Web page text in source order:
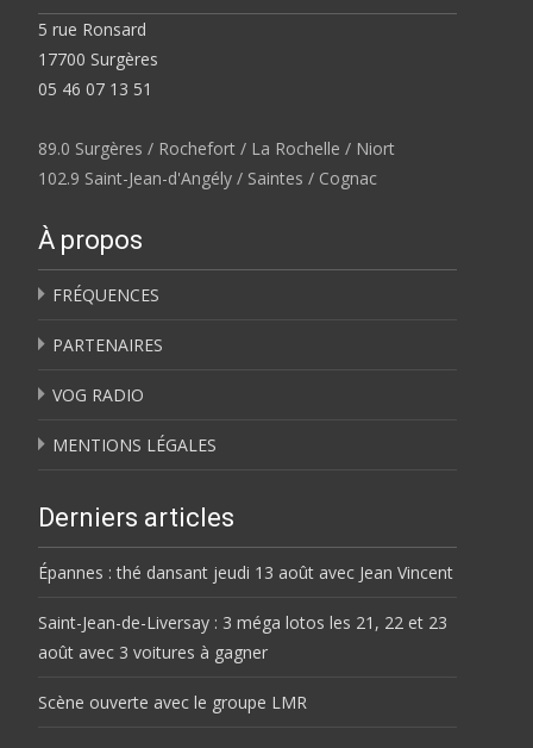
5 rue Ronsard
17700 Surgères
05 46 07 13 51
89.0 Surgères / Rochefort / La Rochelle / Niort
102.9 Saint-Jean-d'Angély / Saintes / Cognac
À propos
FRÉQUENCES
PARTENAIRES
VOG RADIO
MENTIONS LÉGALES
Derniers articles
Épannes : thé dansant jeudi 13 août avec Jean Vincent
Saint-Jean-de-Liversay : 3 méga lotos les 21, 22 et 23
août avec 3 voitures à gagner
Scène ouverte avec le groupe LMR